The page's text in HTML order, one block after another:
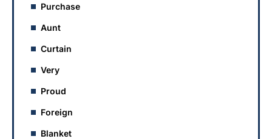
Purchase
Aunt
Curtain
Very
Proud
Foreign
Blanket